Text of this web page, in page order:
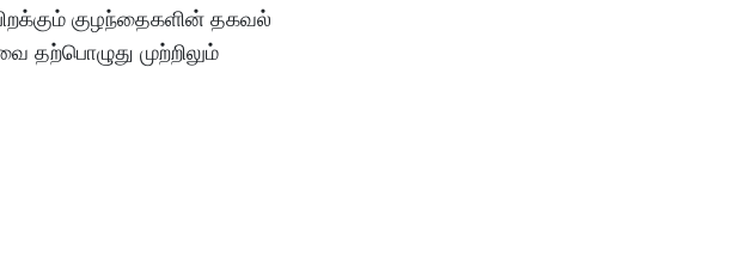
குழந்தைகளின் தகவல்
தற்பொழுது முற்றிலும்